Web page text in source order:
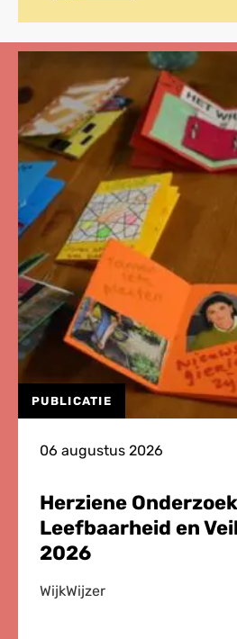
PUBLICATIE
06 augustus 2026
Herziene
Leefbaarheid en
2026
WijkWijzer